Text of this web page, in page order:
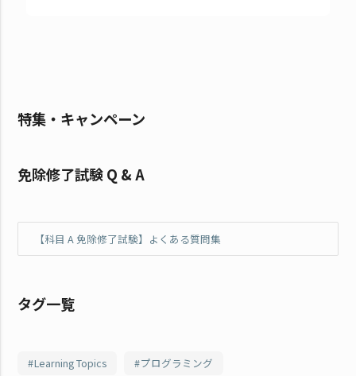
特集・キャンペーン
免除修了試験 Q & A
【科目 A 免除修了試験】よくある質問集
タグ一覧
Learning Topics プログラミング